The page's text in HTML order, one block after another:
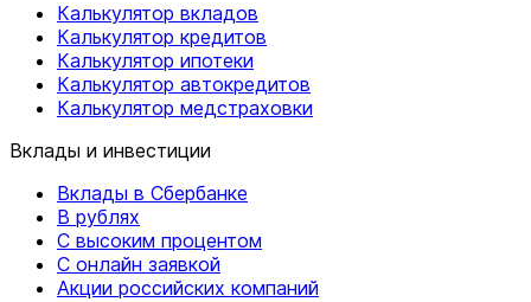
Калькулятор вкладов
Калькулятор кредитов
Калькулятор ипотеки
Калькулятор автокредитов
Калькулятор медстраховки
Вклады и инвестиции
Вклады в Сбербанке
В рублях
С высоким процентом
С онлайн заявкой
Акции российских компаний